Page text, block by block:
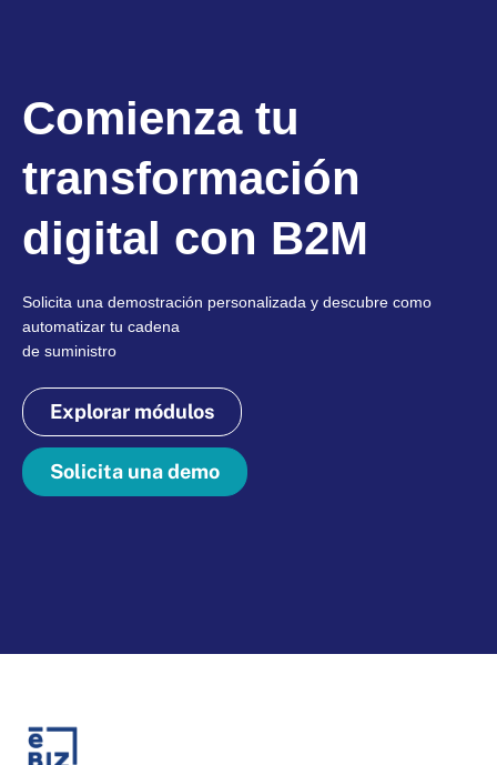
Comienza tu
transformación
digital con B2M
Solicita una demostración personalizada y descubre como
automatizar tu cadena
de suministro
Explorar módulos
Solicita una demo